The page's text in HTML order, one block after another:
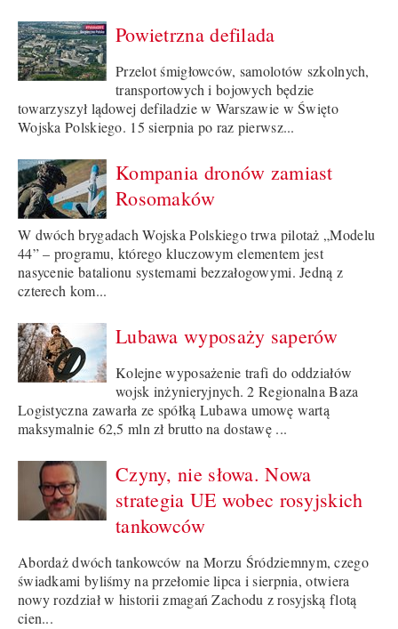
Powietrzna defilada
Przelot śmigłowców, samolotów szkolnych,
transportowych i bojowych będzie
towarzyszył lądowej defiladzie w Warszawie w Święto
Wojska Polskiego. 15 sierpnia po raz pierwsz...
Kompania dronów zamiast
Rosomaków
W dwóch brygadach Wojska Polskiego trwa pilotaż „Modelu
44” – programu, którego kluczowym elementem jest
nasycenie batalionu systemami bezzałogowymi. Jedną z
czterech kom...
Lubawa wyposaży saperów
Kolejne wyposażenie trafi do oddziałów
wojsk inżynieryjnych. 2 Regionalna Baza
Logistyczna zawarła ze spółką Lubawa umowę wartą
maksymalnie 62,5 mln zł brutto na dostawę ...
Czyny, nie słowa. Nowa
strategia UE wobec rosyjskich
tankowców
Abordaż dwóch tankowców na Morzu Śródziemnym, czego
świadkami byliśmy na przełomie lipca i sierpnia, otwiera
nowy rozdział w historii zmagań Zachodu z rosyjską flotą
cien...